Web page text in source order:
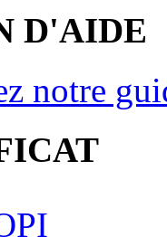
D'AIDE
notre